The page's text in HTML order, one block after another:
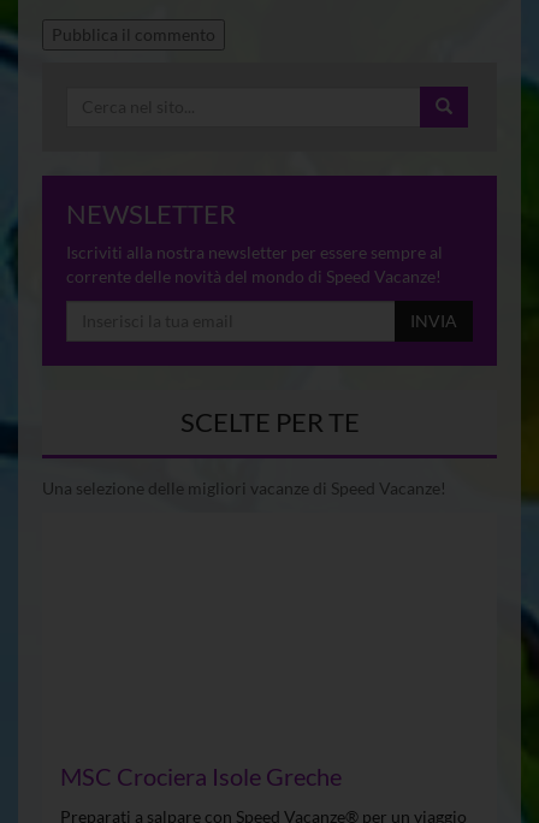
NEWSLETTER
Iscriviti alla nostra newsletter per essere sempre al
corrente delle novità del mondo di Speed Vacanze!
INVIA
SCELTE PER TE
Una selezione delle migliori vacanze di Speed Vacanze!
MSC Crociera Isole Greche
Preparati a salpare con Speed Vacanze® per un viaggio